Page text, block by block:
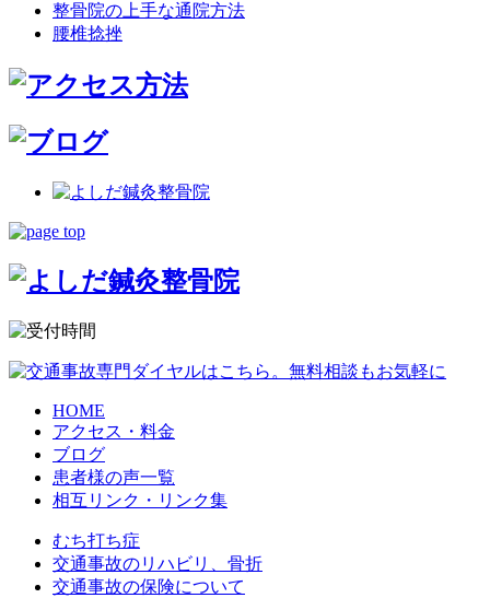
整骨院の上手な通院方法
腰椎捻挫
HOME
アクセス・料金
ブログ
患者様の声一覧
相互リンク・リンク集
むち打ち症
交通事故のリハビリ、骨折
交通事故の保険について